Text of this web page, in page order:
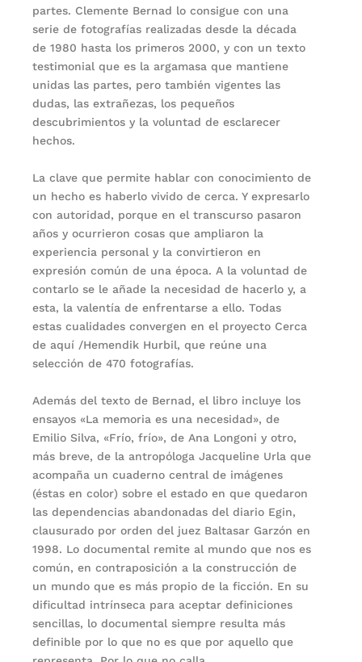
partes. Clemente Bernad lo consigue con una
serie de fotografías realizadas desde la década
de 1980 hasta los primeros 2000, y con un texto
testimonial que es la argamasa que mantiene
unidas las partes, pero también vigentes las
dudas, las extrañezas, los pequeños
descubrimientos y la voluntad de esclarecer
hechos.
La clave que permite hablar con conocimiento de
un hecho es haberlo vivido de cerca. Y expresarlo
con autoridad, porque en el transcurso pasaron
años y ocurrieron cosas que ampliaron la
experiencia personal y la convirtieron en
expresión común de una época. A la voluntad de
contarlo se le añade la necesidad de hacerlo y, a
esta, la valentía de enfrentarse a ello. Todas
estas cualidades convergen en el proyecto Cerca
de aquí /Hemendik Hurbil, que reúne una
selección de 470 fotografías.
Además del texto de Bernad, el libro incluye los
ensayos «La memoria es una necesidad», de
Emilio Silva, «Frío, frío», de Ana Longoni y otro,
más breve, de la antropóloga Jacqueline Urla que
acompaña un cuaderno central de imágenes
(éstas en color) sobre el estado en que quedaron
las dependencias abandonadas del diario Egin,
clausurado por orden del juez Baltasar Garzón en
1998. Lo documental remite al mundo que nos es
común, en contraposición a la construcción de
un mundo que es más propio de la ficción. En su
dificultad intrínseca para aceptar definiciones
sencillas, lo documental siempre resulta más
definible por lo que no es que por aquello que